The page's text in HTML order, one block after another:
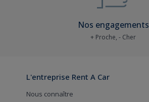
Nos engagements
+ Proche, - Cher
L'entreprise Rent A Car
Nous connaître